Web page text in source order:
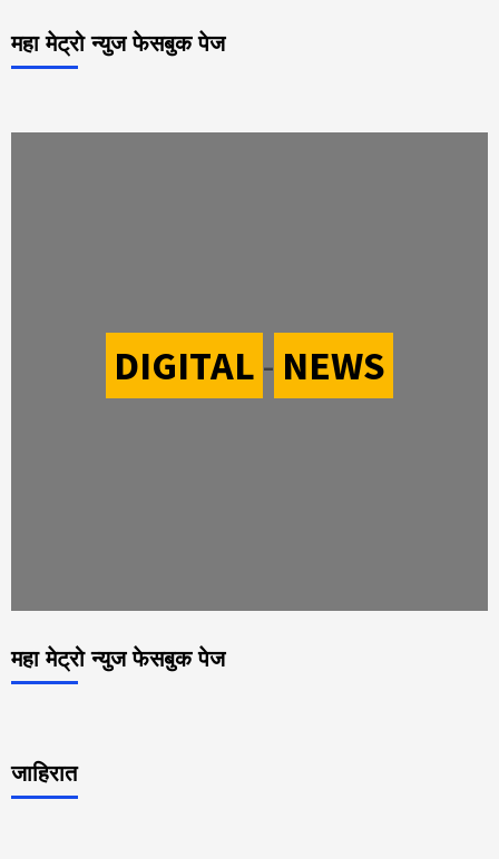
महा मेट्रो न्युज फेसबुक पेज
DIGITAL - NEWS
महा मेट्रो न्युज फेसबुक पेज
जाहिरात